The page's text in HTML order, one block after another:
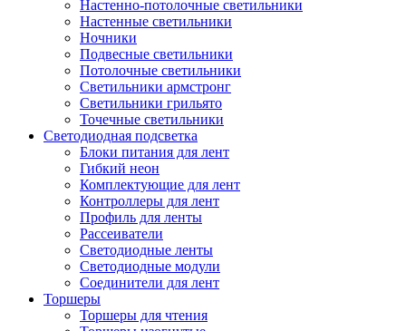
Настенно-потолочные светильники
Настенные светильники
Ночники
Подвесные светильники
Потолочные светильники
Светильники армстронг
Светильники грильято
Точечные светильники
Светодиодная подсветка
Блоки питания для лент
Гибкий неон
Комплектующие для лент
Контроллеры для лент
Профиль для ленты
Рассеиватели
Светодиодные ленты
Светодиодные модули
Соединители для лент
Торшеры
Торшеры для чтения